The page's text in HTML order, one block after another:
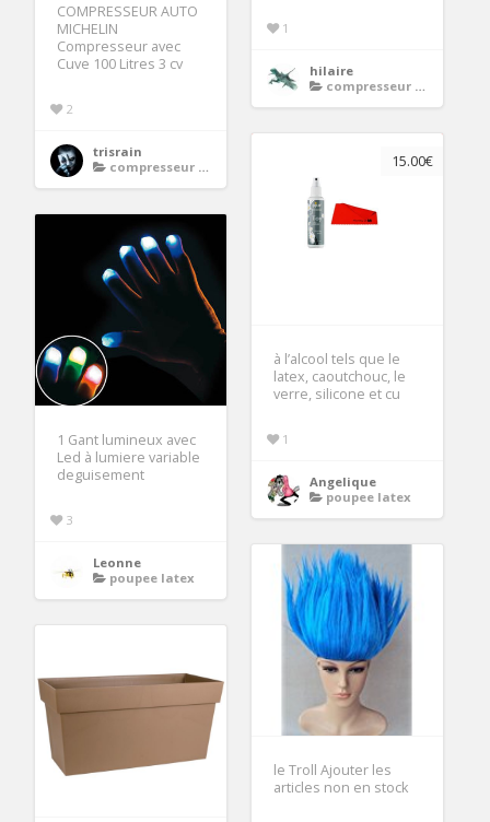
1
hilaire
compresseur 3 cv
COMPRESSEUR AUTO
MICHELIN
Compresseur avec
Cuve 100 Litres 3 cv
2
trisrain
compresseur 3 cv
15.00€
à l’alcool tels que le
latex, caoutchouc, le
verre, silicone et cu
1
Angelique
poupee latex
1 Gant lumineux avec
Led à lumiere variable
deguisement
3
Leonne
poupee latex
le Troll Ajouter les
articles non en stock